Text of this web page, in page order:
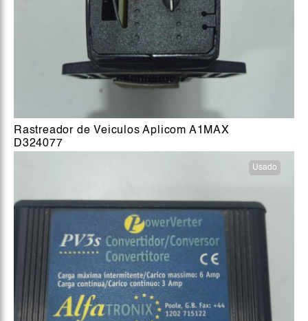
Rastreador de Veiculos Aplicom A1MAX
D324077
Usado